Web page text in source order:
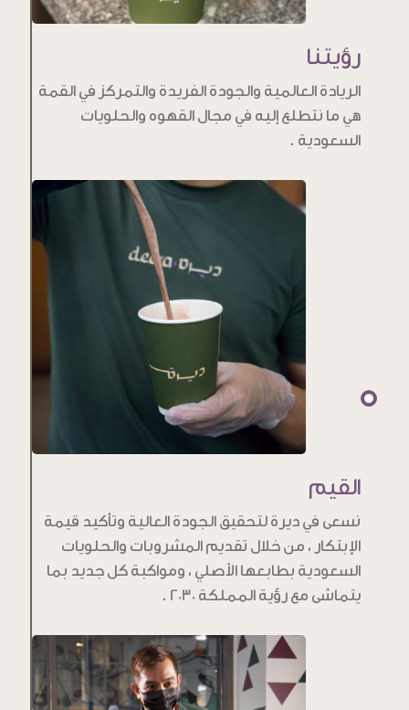
رؤيتنا
الريادة العالمية والجودة الفريدة والتمركز في القمة
هي ما نتطلع إليه في مجال القهوه والحلويات
السعودية .
القيم
نسعى في ديرة لتحقيق الجودة العالية وتأكيد قيمة
الإبتكار ، من خلال تقديم المشروبات والحلويات
السعودية بطابعها الأصلي ، ومواكبة كل جديد بما
يتماشى مع رؤية المملكة 2030 .